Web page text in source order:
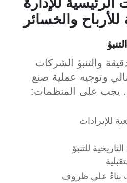
للأرباح والخسائر
والتنبؤ الشركات
وتوجيه عملية صنع
يجب على المنظمات:
للإيرادات
للتنبؤ
بناءً على ظروف